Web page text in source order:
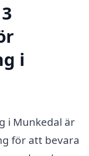
i
i Munkedal är
för att bevara